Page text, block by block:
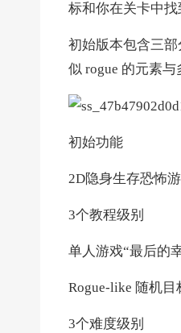
标和你在关卡中找
初始版本包含三
似 rogue 的元素
初始功能
2D隐身生存恐怖
3个教程级别
单人游戏“最后的
Rogue-like 随机
3个难度级别